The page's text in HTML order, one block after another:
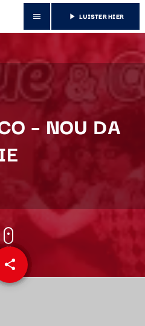
menu play_arrow LUISTER HIER
– NOU DA
share
email